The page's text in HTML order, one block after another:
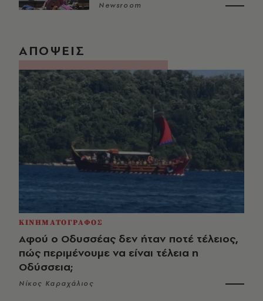
Newsroom
ΑΠΟΨΕΙΣ
ΚΙΝΗΜΑΤΟΓΡΑΦΟΣ
Αφού ο Οδυσσέας δεν ήταν ποτέ τέλειος,
πώς περιμένουμε να είναι τέλεια η
Οδύσσεια;
Νίκος Καραχάλιος